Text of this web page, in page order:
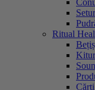
Ritual